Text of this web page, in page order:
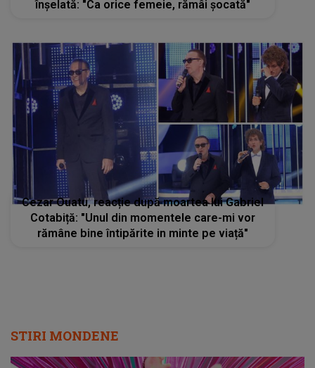
Cezar Ouatu, reacție după moartea lui Gabriel
Cotabiță: "Unul din momentele care-mi vor
rămâne bine întipărite in minte pe viață"
STIRI MONDENE